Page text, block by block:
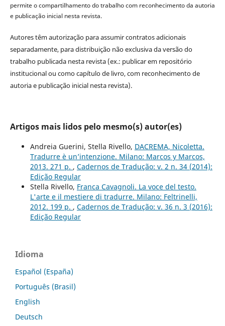
permite o compartilhamento do trabalho com reconhecimento da autoria
e publicação inicial nesta revista.
Autores têm autorização para assumir contratos adicionais
separadamente, para distribuição não exclusiva da versão do
trabalho publicada nesta revista (ex.: publicar em repositório
institucional ou como capítulo de livro, com reconhecimento de
autoria e publicação inicial nesta revista).
Artigos mais lidos pelo mesmo(s) autor(es)
Andreia Guerini, Stella Rivello, DACREMA, Nicoletta.
Tradurre è un’intenzione. Milano: Marcos y Marcos,
2013. 271 p. , Cadernos de Tradução: v. 2 n. 34 (2014):
Edição Regular
Stella Rivello, Franca Cavagnoli. La voce del testo.
L'arte e il mestiere di tradurre. Milano: Feltrinelli,
2012. 199 p. , Cadernos de Tradução: v. 36 n. 3 (2016):
Edição Regular
Idioma
Español (España)
Português (Brasil)
English
Deutsch